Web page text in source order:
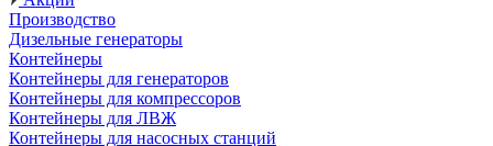
Производство
Дизельные генераторы
Контейнеры
Контейнеры для генераторов
Контейнеры для компрессоров
Контейнеры для ЛВЖ
Контейнеры для насосных станций